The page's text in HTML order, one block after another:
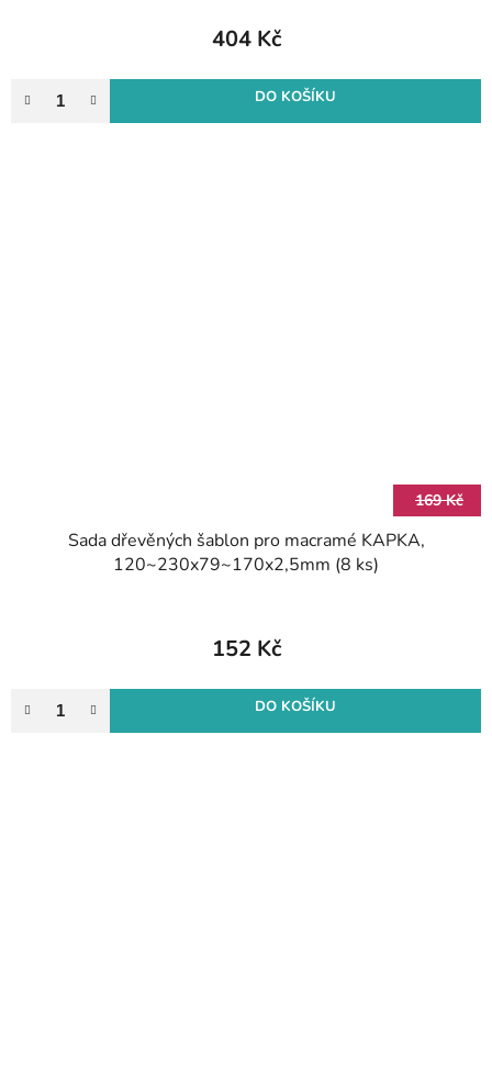
404 Kč
DO KOŠÍKU
169 Kč
Sada dřevěných šablon pro macramé KAPKA,
120~230x79~170x2,5mm (8 ks)
152 Kč
DO KOŠÍKU